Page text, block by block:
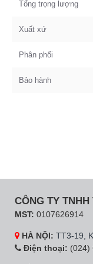
Tổng trọng lượng
Xuất xứ
Phân phối
Bảo hành
CÔNG TY
MST: 0107626914
HÀ NỘI: TT3-19,
Điện thoại: (024)